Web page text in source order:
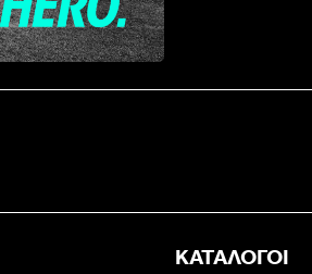
ΚΑΤΑΛΟΓΟΙ